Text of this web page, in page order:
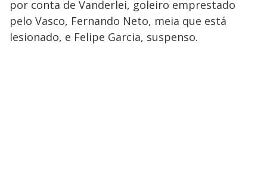
por conta de Vanderlei, goleiro emprestado
pelo Vasco, Fernando Neto, meia que está
lesionado, e Felipe Garcia, suspenso.